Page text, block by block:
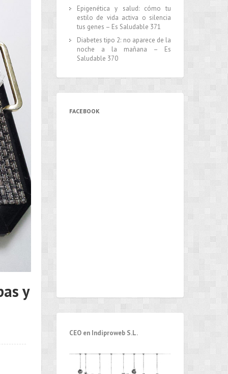
y
Epigenética y salud: cómo tu
estilo de vida activa o silencia
tus genes – Es Saludable 371
Diabetes tipo 2: no aparece de la
noche a la mañana – Es
Saludable 370
FACEBOOK
CEO en Indiproweb S.L.